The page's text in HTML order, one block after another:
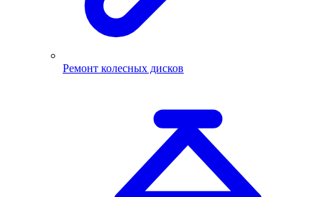
Ремонт колесных дисков